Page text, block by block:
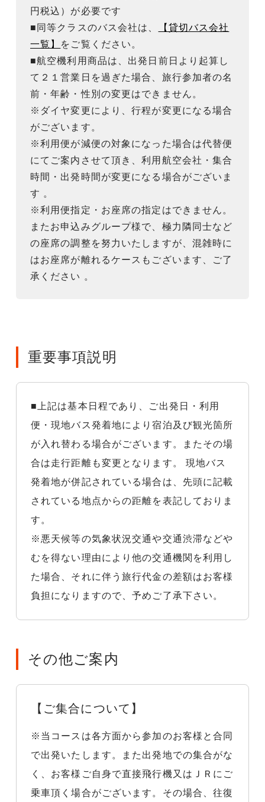
円税込）が必要です
■同等クラスのバス会社は、
【貸切バス会社
一覧】 をご覧ください。
■航空機利用商品は、出発日前日より起算し
て２１営業日を過ぎた場合、旅行参加者の名
前・年齢・性別の変更はできません。
※ダイヤ変更により、行程が変更になる場合
がございます。
※利用便が減便の対象になった場合は代替便
にてご案内させて頂き、利用航空会社・集合
時間・出発時間が変更になる場合がございま
す 。
※利用便指定・お座席の指定はできません。
またお申込みグループ様で、極力隣同士など
の座席の調整を努力いたしますが、混雑時に
はお座席が離れるケースもございます、ご了
承ください 。
重要事項説明
■上記は基本日程であり、ご出発日・利用
便・現地バス発着地により宿泊及び観光箇所
が入れ替わる場合がございます。またその場
合は走行距離も変更となります。 現地バス
発着地が併記されている場合は、先頭に記載
されている地点からの距離を表記しておりま
す。
※悪天候等の気象状況交通や交通渋滞などや
むを得ない理由により他の交通機関を利用し
た場合、それに伴う旅行代金の差額はお客様
負担になりますので、予めご了承下さい。
その他ご案内
【ご集合について】
※当コースは各方面から参加のお客様と合同
で出発いたします。また出発地での集合がな
く、お客様ご自身で直接飛行機又はＪＲにご
乗車頂く場合がございます。その場合、往復